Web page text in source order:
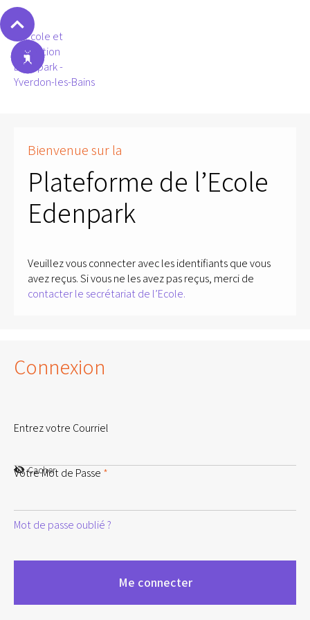
Bienvenue sur la
Plateforme de l’Ecole
Edenpark
Veuillez vous connecter avec les identifiants que vous
avez reçus. Si vous ne les avez pas reçus, merci de
contacter le secrétariat de l’Ecole.
Connexion
Entrez votre Courriel
Votre Mot de Passe *
Cacher
Mot de passe oublié ?